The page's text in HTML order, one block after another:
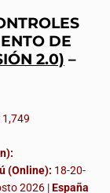
DE
2.0) –
1,749
(Online): 18-20-
2026 |España